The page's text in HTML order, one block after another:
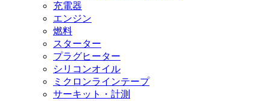
充電器
エンジン
燃料
スターター
プラグヒーター
シリコンオイル
ミクロンラインテープ
サーキット・計測